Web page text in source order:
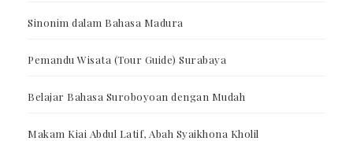
Sinonim dalam Bahasa Madura
Pemandu Wisata (Tour Guide) Surabaya
Belajar Bahasa Suroboyoan dengan Mudah
Makam Kiai Abdul Latif, Abah Syaikhona Kholil